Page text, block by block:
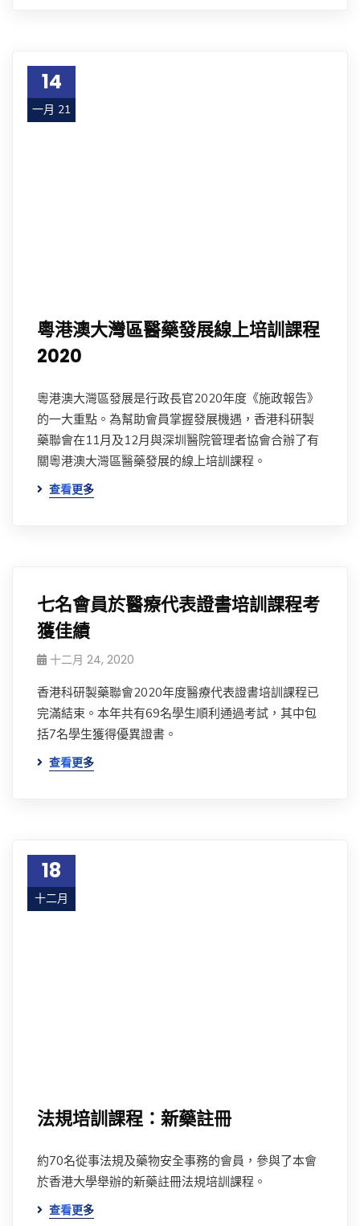
14
一月 21
粵港澳大灣區醫藥發展線上培訓課程
2020
粵港澳大灣區發展是行政長官2020年度《施政報告》
的一大重點。為幫助會員掌握發展機遇，香港科研製
藥聯會在11月及12月與深圳醫院管理者協會合辦了有
關粵港澳大灣區醫藥發展的線上培訓課程。
查看更多
七名會員於醫療代表證書培訓課程考
獲佳績
十二月 24, 2020
香港科研製藥聯會2020年度醫療代表證書培訓課程已
完滿結束。本年共有69名學生順利通過考試，其中包
括7名學生獲得優異證書。
查看更多
18
十二月
法規培訓課程：新藥註冊
約70名從事法規及藥物安全事務的會員，參與了本會
於香港大學舉辦的新藥註冊法規培訓課程。
查看更多